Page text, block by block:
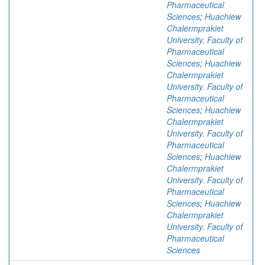
Pharmaceutical
Sciences; Huachiew
Chalermprakiet
University. Faculty of
Pharmaceutical
Sciences; Huachiew
Chalermprakiet
University. Faculty of
Pharmaceutical
Sciences; Huachiew
Chalermprakiet
University. Faculty of
Pharmaceutical
Sciences; Huachiew
Chalermprakiet
University. Faculty of
Pharmaceutical
Sciences; Huachiew
Chalermprakiet
University. Faculty of
Pharmaceutical
Sciences